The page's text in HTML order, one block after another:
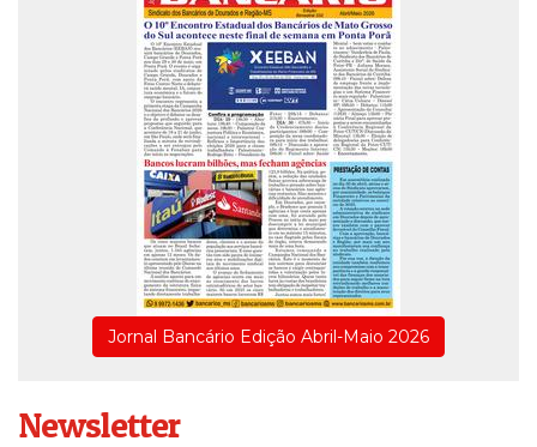
Jornal Bancário Edição Abril-Maio 2026
Newsletter